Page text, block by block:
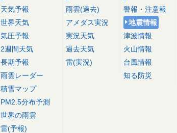
天気予報
世界天気
気圧予報
2週間天気
長期予報
雨雲レーダー
積雪マップ
PM2.5分布予測
世界の雨雲
雷(予報)
雨雲(過去)
アメダス実況
実況天気
過去天気
雷(実況)
警報・注意報
地震情報
津波情報
火山情報
台風情報
知る防災